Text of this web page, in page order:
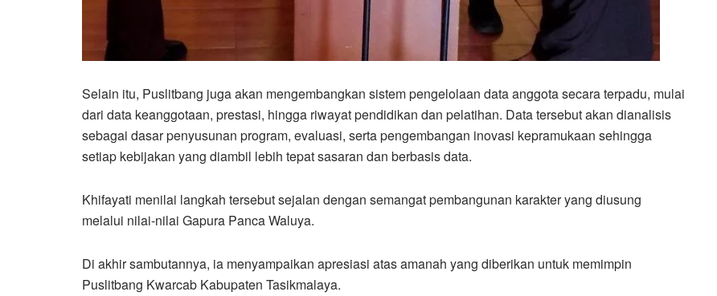
Selain itu, Puslitbang juga akan mengembangkan sistem pengelolaan data anggota secara terpadu, mulai
dari data keanggotaan, prestasi, hingga riwayat pendidikan dan pelatihan. Data tersebut akan dianalisis
sebagai dasar penyusunan program, evaluasi, serta pengembangan inovasi kepramukaan sehingga
setiap kebijakan yang diambil lebih tepat sasaran dan berbasis data.
Khifayati menilai langkah tersebut sejalan dengan semangat pembangunan karakter yang diusung
melalui nilai-nilai Gapura Panca Waluya.
Di akhir sambutannya, ia menyampaikan apresiasi atas amanah yang diberikan untuk memimpin
Puslitbang Kwarcab Kabupaten Tasikmalaya.